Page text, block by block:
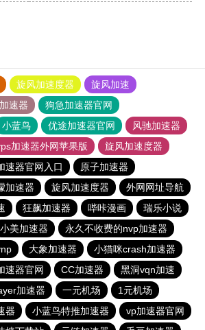
旋风加速度器
旋风加速
速器
狗急加速器官网
小蓝鸟 优途加速器官网
风驰加速器
加速器外网苹果版
旋风加速度器
速器官网入口
原子加速器
加速器 旋风加速度器
外网网址导航
狂飙加速器 哔咔漫画
瑞乐小说
小美加速器
永久不收费的nvp加速器
大象加速器
小猫咪crash加速器
速器官网 CC加速器
黑洞vqn加速
加速器 一元机场
1元机场
器 小蓝鸟特推加速器
vp加速器官网